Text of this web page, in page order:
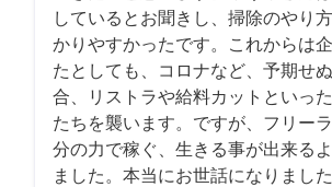
しているとお聞きし、掃除のやり
かりやすかったです。これからは
たとしても、コロナなど、予期せ
合、リストラや給料カットといっ
たちを襲います。ですが、フリー
分の力で稼ぐ、生きる事が出来る
ました。本当にお世話になりまし